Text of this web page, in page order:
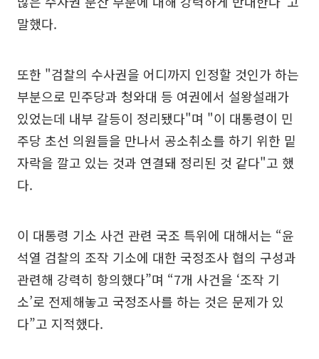
말했다.
또한 "검찰의 수사권을 어디까지 인정할 것인가 하는
부분으로 민주당과 청와대 등 여권에서 설왕설래가
있었는데 내부 갈등이 정리됐다"며 "이 대통령이 민
주당 초선 의원들을 만나서 공소취소를 하기 위한 밑
자락을 깔고 있는 것과 연결돼 정리된 것 같다"고 했
다.
이 대통령 기소 사건 관련 국조 특위에 대해서는 “윤
석열 검찰의 조작 기소에 대한 국정조사 협의 구성과
관련해 강력히 항의했다”며 “7개 사건을 ‘조작 기
소’로 전제해놓고 국정조사를 하는 것은 문제가 있
다”고 지적했다.